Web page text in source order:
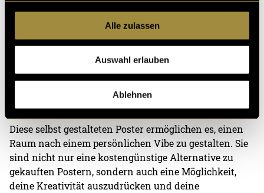
Alle zulassen
Auswahl erlauben
Ablehnen
Diese selbst gestalteten Poster ermöglichen es, einen
Raum nach einem persönlichen Vibe zu gestalten. Sie
sind nicht nur eine kostengünstige Alternative zu
gekauften Postern, sondern auch eine Möglichkeit,
deine Kreativität auszudrücken und deine